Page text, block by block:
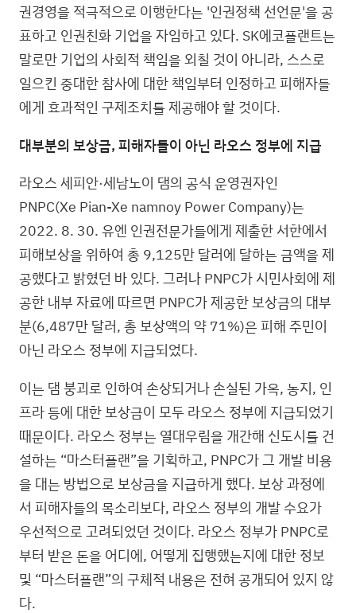
권경영을 적극적으로 이행한다는 '인권정책 선언문'을 공
표하고 인권친화 기업을 자임하고 있다. SK에코플랜트는
말로만 기업의 사회적 책임을 외칠 것이 아니라, 스스로
일으킨 중대한 참사에 대한 책임부터 인정하고 피해자들
에게 효과적인 구제조치를 제공해야 할 것이다.
대부분의 보상금, 피해자들이 아닌 라오스 정부에 지급
라오스 세피안·세남노이 댐의 공식 운영권자인
PNPC(Xe Pian-Xe namnoy Power Company)는
2022. 8. 30. 유엔 인권전문가들에게 제출한 서한에서
피해보상을 위하여 총 9,125만 달러에 달하는 금액을 제
공했다고 밝혔던 바 있다. 그러나 PNPC가 시민사회에 제
공한 내부 자료에 따르면 PNPC가 제공한 보상금의 대부
분(6,487만 달러, 총 보상액의 약 71%)은 피해 주민이
아닌 라오스 정부에 지급되었다.
이는 댐 붕괴로 인하여 손상되거나 손실된 가옥, 농지, 인
프라 등에 대한 보상금이 모두 라오스 정부에 지급되었기
때문이다. 라오스 정부는 열대우림을 개간해 신도시를 건
설하는 “마스터플랜”을 기획하고, PNPC가 그 개발 비용
을 대는 방법으로 보상금을 지급하게 했다. 보상 과정에
서 피해자들의 목소리보다, 라오스 정부의 개발 수요가
우선적으로 고려되었던 것이다. 라오스 정부가 PNPC로
부터 받은 돈을 어디에, 어떻게 집행했는지에 대한 정보
및 “마스터플랜”의 구체적 내용은 전혀 공개되어 있지 않
다.